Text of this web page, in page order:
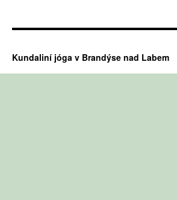
Kundaliní jóga v Brandýse nad Labem